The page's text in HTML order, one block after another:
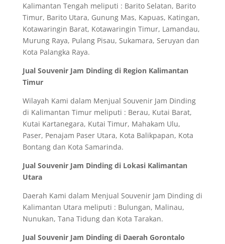
Kalimantan Tengah meliputi : Barito Selatan, Barito
Timur, Barito Utara, Gunung Mas, Kapuas, Katingan,
Kotawaringin Barat, Kotawaringin Timur, Lamandau,
Murung Raya, Pulang Pisau, Sukamara, Seruyan dan
Kota Palangka Raya.
Jual Souvenir Jam Dinding di Region Kalimantan
Timur
Wilayah Kami dalam Menjual Souvenir Jam Dinding
di Kalimantan Timur meliputi : Berau, Kutai Barat,
Kutai Kartanegara, Kutai Timur, Mahakam Ulu,
Paser, Penajam Paser Utara, Kota Balikpapan, Kota
Bontang dan Kota Samarinda.
Jual Souvenir Jam Dinding di Lokasi Kalimantan
Utara
Daerah Kami dalam Menjual Souvenir Jam Dinding di
Kalimantan Utara meliputi : Bulungan, Malinau,
Nunukan, Tana Tidung dan Kota Tarakan.
Jual Souvenir Jam Dinding di Daerah Gorontalo